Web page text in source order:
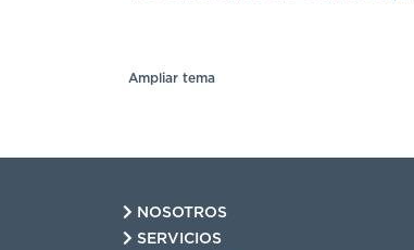
Ampliar tema
NOSOTROS
SERVICIOS